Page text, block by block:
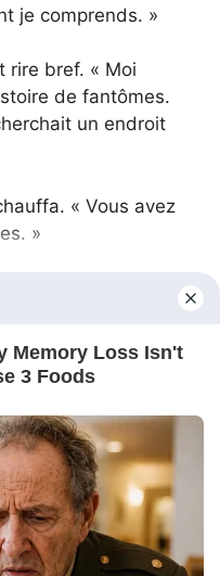
je comprends. »
rire bref. « Moi
de fantômes.
un endroit
« Vous avez
»
que c’est
»
ses joues étaient
aussi les
! »
son front et souris.
»
: deux dinosaures